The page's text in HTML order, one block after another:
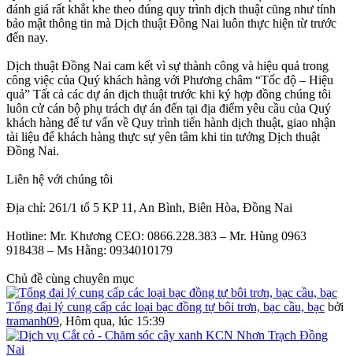
đánh giá rất khắt khe theo đúng quy trình dịch thuật cũng như tính
bảo mật thông tin mà Dịch thuật Đồng Nai luôn thực hiện từ trước
đến nay.
Dịch thuật Đồng Nai cam kết vì sự thành công và hiệu quả trong
công việc của Quý khách hàng với Phương châm “Tốc độ – Hiệu
quả” Tất cả các dự án dịch thuật trước khi ký hợp đồng chúng tôi
luôn cử cán bộ phụ trách dự án đến tại địa điểm yêu cầu của Quý
khách hàng để tư vấn về Quy trình tiến hành dịch thuật, giao nhận
tài liệu để khách hàng thực sự yên tâm khi tin tưởng Dịch thuật
Đồng Nai.
Liên hệ với chúng tôi
Địa chỉ: 261/1 tổ 5 KP 11, An Bình, Biên Hòa, Đồng Nai
Hotline: Mr. Khương CEO: 0866.228.383 – Mr. Hùng 0963
918438 – Ms Hằng: 0934010179
Chủ đề cùng chuyên mục
Tổng đại lý cung cấp các loại bạc đồng tự bôi trơn, bạc cầu, bạc bởi
tramanh09, Hôm qua, lúc 15:39